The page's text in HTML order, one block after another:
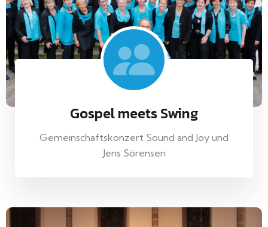
Gospel meets Swing
Gemeinschaftskonzert Sound and Joy und
Jens Sörensen